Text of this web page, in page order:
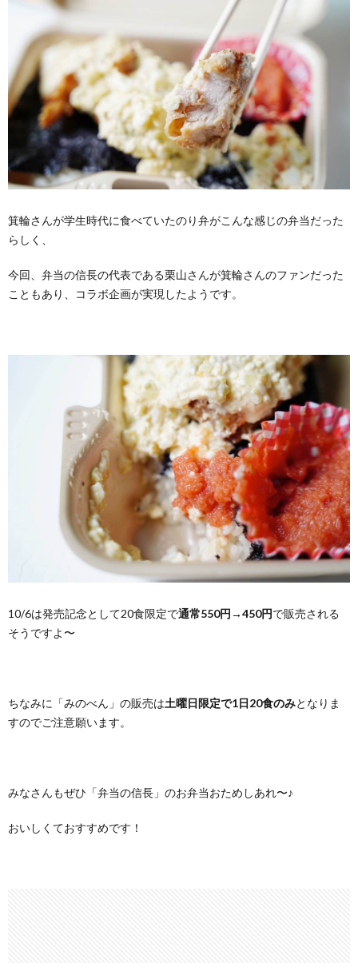
箕輪さんが学生時代に食べていたのり弁がこんな感じの弁当だった
らしく、
今回、弁当の信長の代表である栗山さんが箕輪さんのファンだった
こともあり、コラボ企画が実現したようです。
10/6は発売記念として20食限定で通常550円→450円で販売される
そうですよ〜
ちなみに「みのべん」の販売は土曜日限定で1日20食のみとなりま
すのでご注意願います。
みなさんもぜひ「弁当の信長」のお弁当おためしあれ〜♪
おいしくておすすめです！